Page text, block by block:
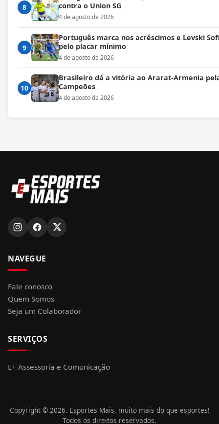
8
contra o Union SG
4 de agosto de 2026
9
Português marca nos acréscimos e Levski
pelo placar mínimo
4 de agosto de 2026
10
Brasileiro dá a vitória ao Ararat-Armenia
Campeões
4 de agosto de 2026
NAVEGUE
Fale conosco
Quem Somos
Seja um Colaborador
SERVIÇOS
E+ Assessoria e Comunicação
Copyright © 2026. Esportes Mais, muito mais do que esportes!
Todos os direitos reservados.